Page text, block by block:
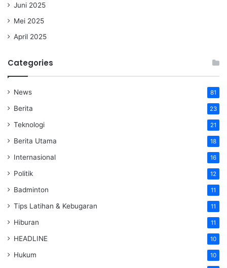
Juni 2025
Mei 2025
April 2025
Categories
News 81
Berita 23
Teknologi 21
Berita Utama 18
Internasional 16
Politik 12
Badminton 11
Tips Latihan & Kebugaran 11
Hiburan 11
HEADLINE 10
Hukum 10